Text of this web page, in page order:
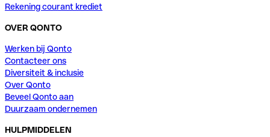
Rekening courant krediet
OVER QONTO
Werken bij Qonto
Contacteer ons
Diversiteit & inclusie
Over Qonto
Beveel Qonto aan
Duurzaam ondernemen
HULPMIDDELEN